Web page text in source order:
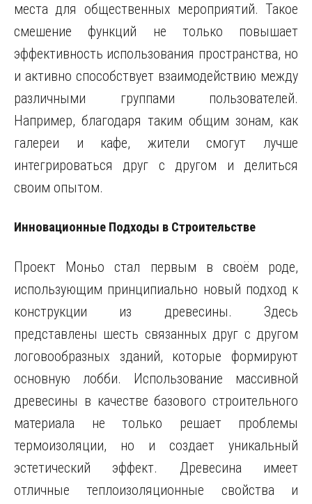
места для общественных мероприятий. Такое
смешение функций не только повышает
эффективность использования пространства, но
и активно способствует взаимодействию между
различными группами пользователей.
Например, благодаря таким общим зонам, как
галереи и кафе, жители смогут лучше
интегрироваться друг с другом и делиться
своим опытом.
Инновационные Подходы в Строительстве
Проект Моньо стал первым в своём роде,
использующим принципиально новый подход к
конструкции из древесины. Здесь
представлены шесть связанных друг с другом
логовообразных зданий, которые формируют
основную лобби. Использование массивной
древесины в качестве базового строительного
материала не только решает проблемы
термоизоляции, но и создает уникальный
эстетический эффект. Древесина имеет
отличные теплоизоляционные свойства и